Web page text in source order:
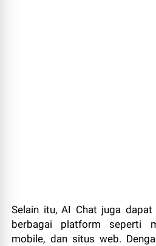
Selain itu, AI Chat juga
berbagai platform seperti
mobile, dan situs web.